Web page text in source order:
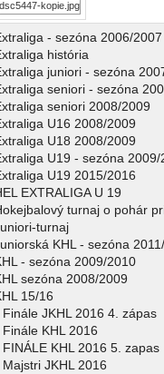
- sezóna 2006/2007
história
juniori - sezóna
seniori - sezóna
seniori 2008/2009
U16 2008/2009
U18 2008/2009
U19 - sezóna 2009/
U19 2015/2016
EXTRALIGA U 19
turnaj o pohár
turnaj
KHL - sezóna
- sezóna 2009/2010
sezóna 2008/2009
15/16
Finále JKHL 2016 4. zápas
Finále KHL 2016
FINÁLE KHL 2016 5. zapas
Majstri JKHL 2016